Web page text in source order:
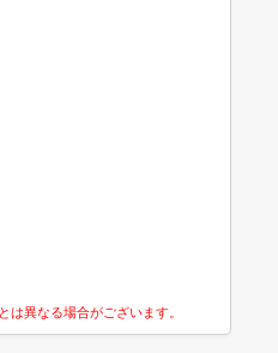
異なる場合がございます。